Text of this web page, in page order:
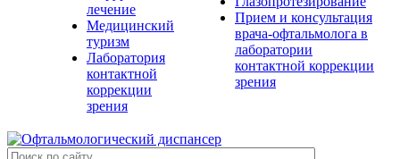
лечение
Медицинский
туризм
Лаборатория
контактной
коррекции
зрения
Прием и консультация
врача-офтальмолога в
лаборатории
контактной коррекции
зрения